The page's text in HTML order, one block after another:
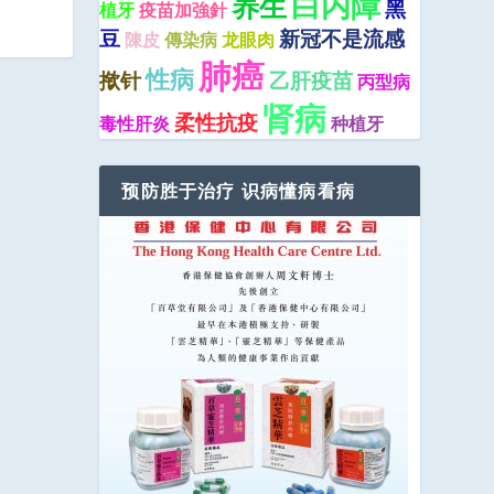
植牙疫苗加強針
黑
豆 陳皮 傳染病龙眼肉 新冠不是流感
揿针性病肺癌乙肝疫苗丙型病
毒性肝炎柔性抗疫肾病种植牙
预防胜于治疗 识病懂病看病